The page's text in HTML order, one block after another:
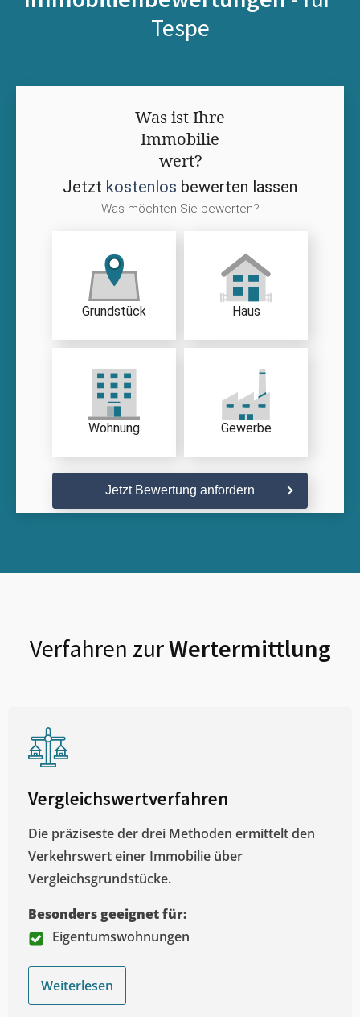
Tespe
Was ist Ihre
Immobilie
wert?
Jetzt kostenlos bewerten lassen
Was möchten Sie bewerten?
Grundstück Haus
Wohnung Gewerbe
Jetzt Bewertung anfordern
Verfahren zurWertermittlung
Vergleichswertverfahren
Die präziseste der drei Methoden ermittelt den
Verkehrswert einer Immobilie über
Vergleichsgrundstücke.
Besonders geeignet für:
Eigentumswohnungen
Weiterlesen